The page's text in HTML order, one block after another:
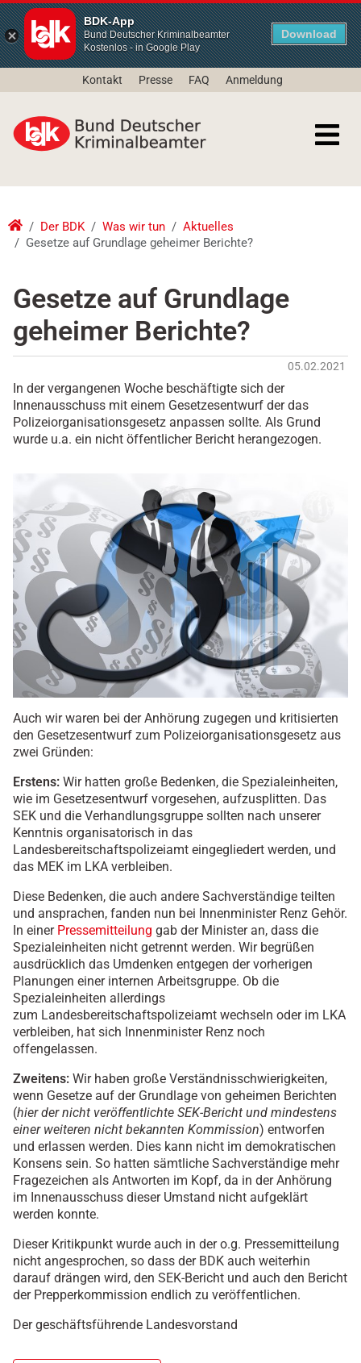
BDK-App
Bund Deutscher Kriminalbeamter
Kostenlos - in Google Play
Download
Kontakt Presse FAQ Anmeldung
Der BDK Was wir tun
Aktuelles
Gesetze auf Grundlage geheimer Berichte?
Gesetze auf Grundlage
geheimer Berichte?
05.02.2021
In der vergangenen Woche beschäftigte sich der
Innenausschuss mit einem Gesetzesentwurf der das
Polizeiorganisationsgesetz anpassen sollte. Als Grund
wurde u.a. ein nicht öffentlicher Bericht herangezogen.
Auch wir waren bei der Anhörung zugegen und kritisierten
den Gesetzesentwurf zum Polizeiorganisationsgesetz aus
zwei Gründen:
Erstens: Wir hatten große Bedenken, die Spezialeinheiten,
wie im Gesetzesentwurf vorgesehen, aufzusplitten. Das
SEK und die Verhandlungsgruppe sollten nach unserer
Kenntnis organisatorisch in das
Landesbereitschaftspolizeiamt eingegliedert werden, und
das MEK im LKA verbleiben.
Diese Bedenken, die auch andere Sachverständige teilten
und ansprachen, fanden nun bei Innenminister Renz Gehör.
In einer Pressemitteilung gab der Minister an, dass die
Spezialeinheiten nicht getrennt werden. Wir begrüßen
ausdrücklich das Umdenken entgegen der vorherigen
Planungen einer internen Arbeitsgruppe. Ob die
Spezialeinheiten allerdings
zum Landesbereitschaftspolizeiamt wechseln oder im LKA
verbleiben, hat sich Innenminister Renz noch
offengelassen.
Zweitens: Wir haben große Verständnisschwierigkeiten,
wenn Gesetze auf der Grundlage von geheimen Berichten
(hier der nicht veröffentlichte SEK-Bericht und mindestens
einer weiteren nicht bekannten Kommission) entworfen
und erlassen werden. Dies kann nicht im demokratischen
Konsens sein. So hatten sämtliche Sachverständige mehr
Fragezeichen als Antworten im Kopf, da in der Anhörung
im Innenausschuss dieser Umstand nicht aufgeklärt
werden konnte.
Dieser Kritikpunkt wurde auch in der o.g. Pressemitteilung
nicht angesprochen, so dass der BDK auch weiterhin
darauf drängen wird, den SEK-Bericht und auch den Bericht
der Prepperkommission endlich zu veröffentlichen.
Der geschäftsführende Landesvorstand